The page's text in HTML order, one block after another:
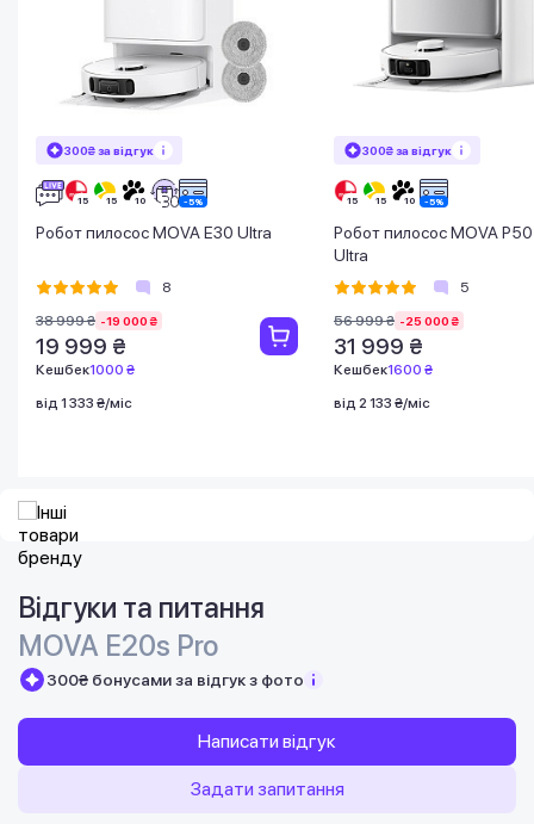
300₴ за відгук
Робот пилосос MOVA E30 Ultra
8
38 999 ₴ -19 000 ₴
19 999 ₴
Кешбек1000 ₴
від 1 333 ₴/міс
300₴ за відгук
Робот пилосос MOVA
Ultra
5
56 999 ₴ -25 000 ₴
31 999 ₴
Кешбек1600 ₴
від 2 133 ₴/міс
Відгуки та питання
MOVA E20s Pro
300₴ бонусами за відгук з фото
Написати відгук
Задати запитання